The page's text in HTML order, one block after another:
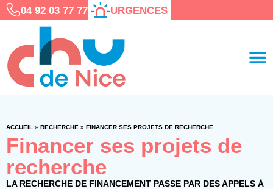
04 92 03 77 77 URGENCES
ACCUEIL » RECHERCHE » FINANCER SES PROJETS DE RECHERCHE
Financer ses projets de
recherche
LA RECHERCHE DE FINANCEMENT PASSE PAR DES APPELS À